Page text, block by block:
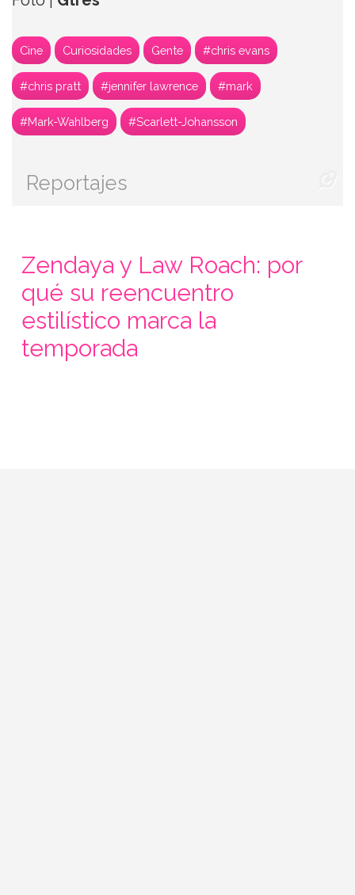
Cine Curiosidades Gente #chris evans
#chris pratt #jennifer lawrence #mark
#Mark-Wahlberg #Scarlett-Johansson
Reportajes
Zendaya y Law Roach: por
qué su reencuentro
estilístico marca la
temporada